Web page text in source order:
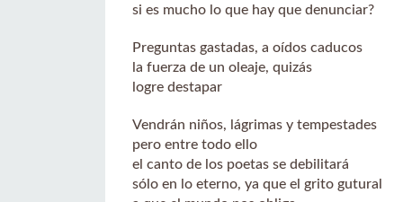
si es mucho lo que hay que denunciar?
Preguntas gastadas, a oídos caducos
la fuerza de un oleaje, quizás
logre destapar
Vendrán niños, lágrimas y tempestades
pero entre todo ello
el canto de los poetas se debilitará
sólo en lo eterno, ya que el grito gutural